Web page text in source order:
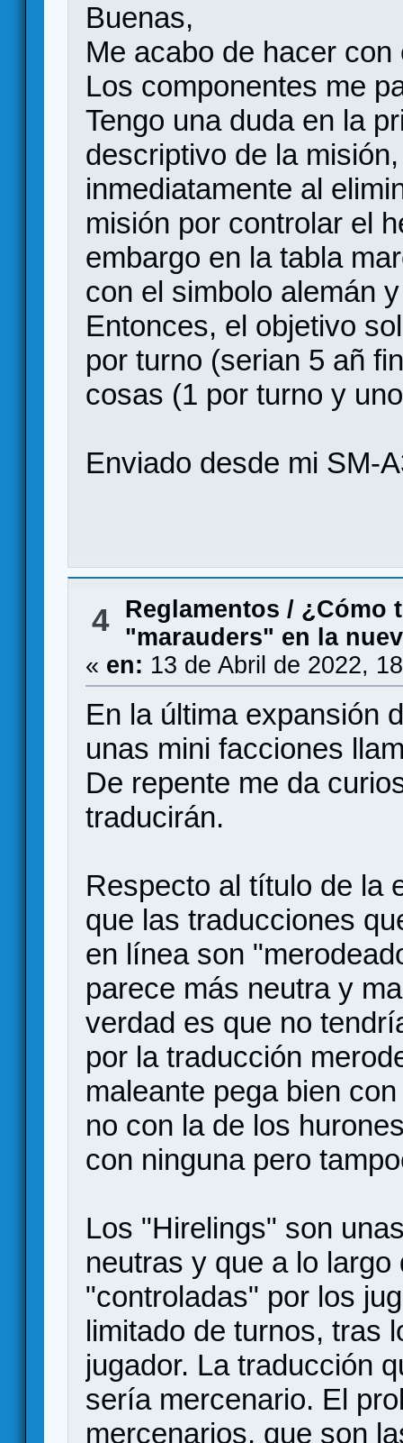
Buenas,
Me acabo de hacer
Los componentes me
Tengo una duda en la
descriptivo de la
inmediatamente al
misión por controlar el
embargo en la tabla
con el simbolo alemán
Entonces, el objetivo
por turno (serian 5 añ
cosas (1 por turno y
Enviado desde mi SM-
4 Reglamentos / ¿Cómo
"marauders" en la
« en: 13 de Abril de 2022,
En la última expansión
unas mini facciones
De repente me da
traducirán.
Respecto al título de la
que las traducciones
en línea son
parece más neutra y
verdad es que no
por la traducción
maleante pega bien
no con la de los
con ninguna pero
Los "Hirelings" son
neutras y que a lo
"controladas" por los
limitado de turnos, tras
jugador. La traducción
sería mercenario. El
mercenarios, que son